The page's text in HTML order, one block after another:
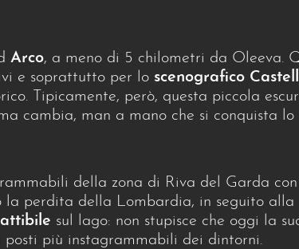
Arco, a meno di 5 chilometri da Oleeva.
e soprattutto per lo scenografico
Tipicamente, però, questa piccola
cambia, man a mano che si conquista lo
della zona di Riva del Garda
la perdita della Lombardia, in seguito alla
sul lago: non stupisce che oggi la
più instagrammabili dei dintorni.